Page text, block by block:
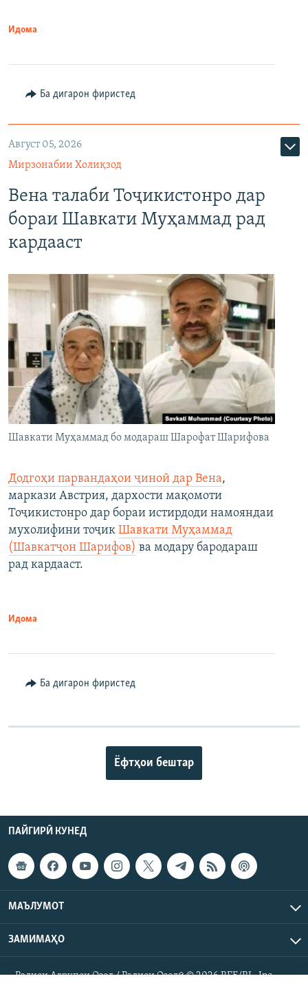
Идома
Ба дигарон фиристед
Август 05, 2026
Мирзонабии Холиқзод
Вена талаби Тоҷикистонро дар
бораи Шавкати Муҳаммад рад
кардааст
Шавкати Муҳаммад бо модараш Шарофат Шарифова
Додгоҳи парвандаҳои ҷиноӣ дар Вена,
маркази Австрия, дархости мақомоти
Тоҷикистонро дар бораи истирдоди намояндаи
мухолифини тоҷик Шавкати Муҳаммад
(Шавкатҷон Шарифов) ва модару бародараш
рад кардааст.
Идома
Ба дигарон фиристед
Ёфтҳои бештар
ПАЙГИРӢ КУНЕД
МАЪЛУМОТ
ЗАМИМАҲО
Радиои Аврупои Озод / Радиои Озодӣ © 2026 RFE/RL. Inc.